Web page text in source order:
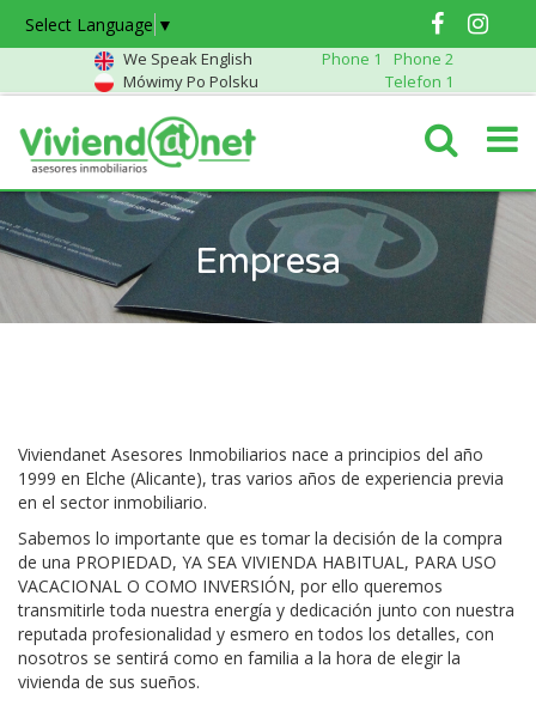
Select Language ▼
We Speak English Phone 1
Phone 2
Mówimy Po Polsku
Telefon 1
Empresa
Viviendanet Asesores Inmobiliarios nace a principios del año
1999 en Elche (Alicante), tras varios años de experiencia previa
en el sector inmobiliario.
Sabemos lo importante que es tomar la decisión de la compra
de una PROPIEDAD, YA SEA VIVIENDA HABITUAL, PARA USO
VACACIONAL O COMO INVERSIÓN, por ello queremos
transmitirle toda nuestra energía y dedicación junto con nuestra
reputada profesionalidad y esmero en todos los detalles, con
nosotros se sentirá como en familia a la hora de elegir la
vivienda de sus sueños.